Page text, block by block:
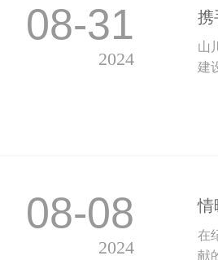
08-31
2024
携
山
建
08-08
2024
情
在
献